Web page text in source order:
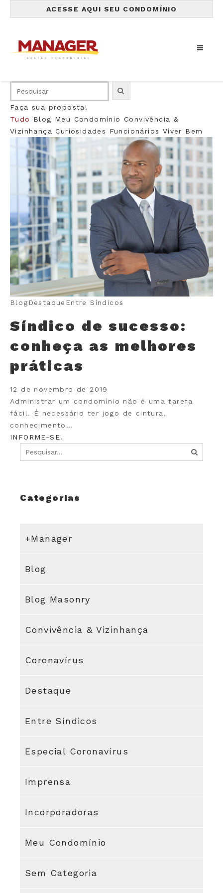
ACESSE AQUI SEU CONDOMÍNIO
Faça sua proposta!
Tudo
Blog Meu Condomínio Convivência &
Vizinhança Curiosidades Funcionários Viver Bem
BlogDestaque Entre Síndicos
Síndico de sucesso:
conheça as melhores
práticas
12 de novembro de 2019
Administrar um condomínio não é uma tarefa
fácil. É necessário ter jogo de cintura,
conhecimento…
INFORME-SE!
Categorias
+Manager
Blog
Blog Masonry
Convivência & Vizinhança
Coronavírus
Destaque
Entre Síndicos
Especial Coronavírus
Imprensa
Incorporadoras
Meu Condomínio
Sem Categoria